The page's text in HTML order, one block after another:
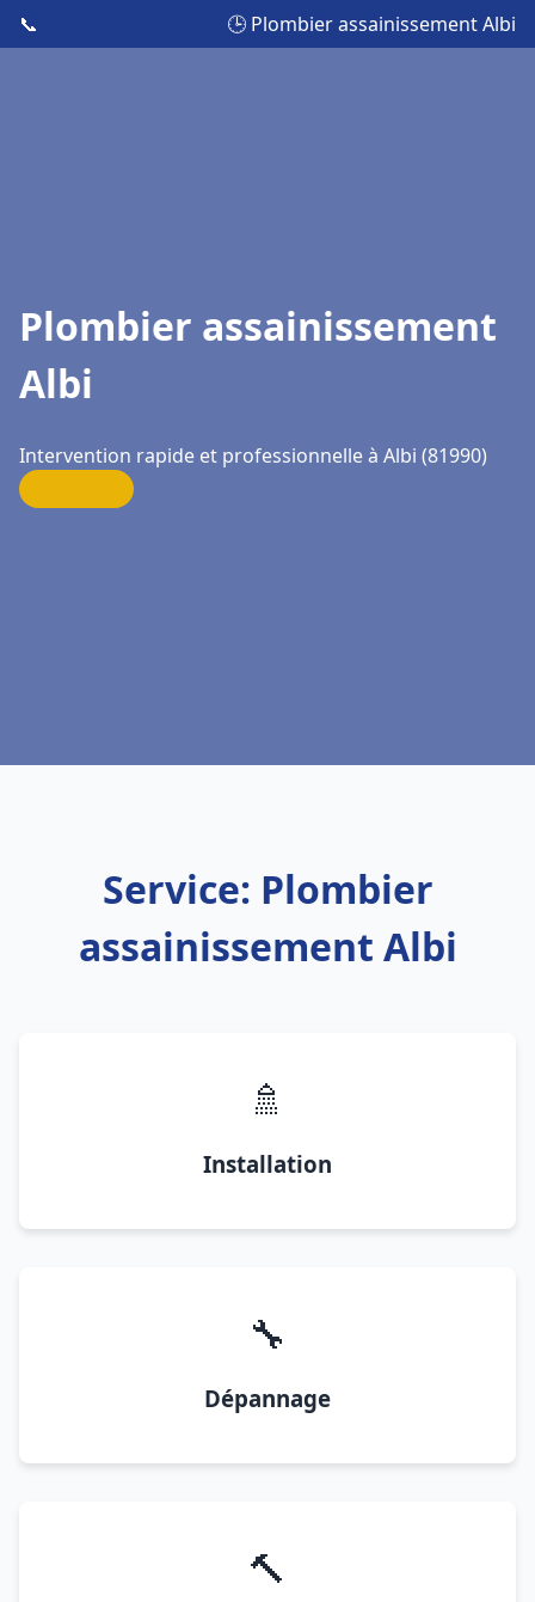
📞 🕒 Plombier assainissement Albi
Plombier assainissement
Albi
Intervention rapide et professionnelle à Albi (81990)
Service: Plombier
assainissement Albi
🚿
Installation
🔧
Dépannage
🔨